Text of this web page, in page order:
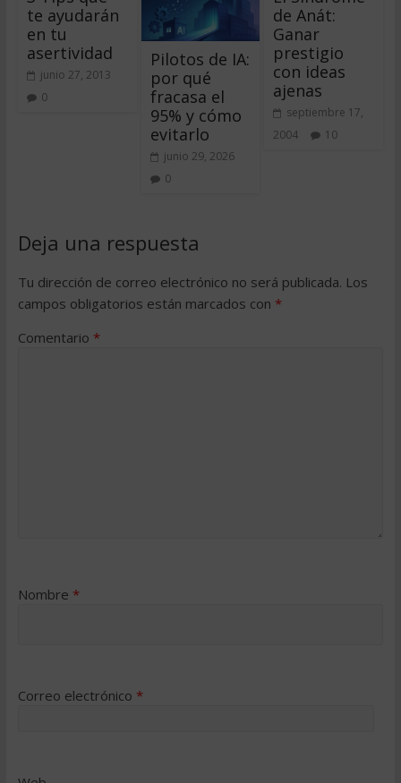
te ayudarán
en tu
asertividad
junio 27, 2013
0
Pilotos de IA:
por qué
fracasa el
95% y cómo
evitarlo
junio 29, 2026
0
de Anát:
Ganar
prestigio
con ideas
ajenas
septiembre 17,
2004
10
Deja una respuesta
Tu dirección de correo electrónico no será publicada. Los
campos obligatorios están marcados con *
Comentario *
Nombre *
Correo electrónico *